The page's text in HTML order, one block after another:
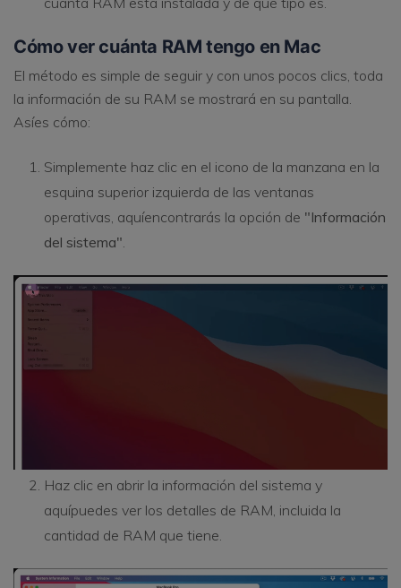
Cómo ver cuánta RAM tengo en Mac
El método es simple de seguir y con unos pocos clics, toda
la información de su RAM se mostrará en su pantalla.
Asíes cómo:
Simplemente haz clic en el icono de la manzana en la
esquina superior izquierda de las ventanas
operativas, aquíencontrarás la opción de "Información
del sistema"
Haz clic en abrir la información del sistema y
aquípuedes ver los detalles de RAM, incluida la
cantidad de RAM que tiene.